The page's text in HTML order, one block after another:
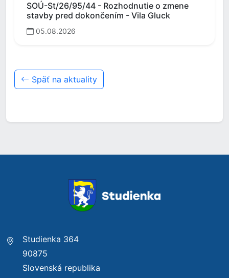
SOÚ-St/26/95/44 - Rozhodnutie o zmene
stavby pred dokončením - Vila Gluck
05.08.2026
Späť na aktuality
Studienka 364
90875
Slovenská republika